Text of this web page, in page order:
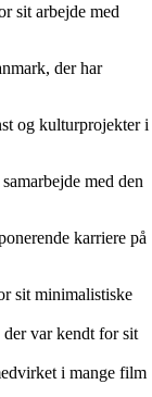
sit arbejde med
der har
og kulturprojekter i
med den
karriere på
sit minimalistiske
var kendt for sit
i mange film